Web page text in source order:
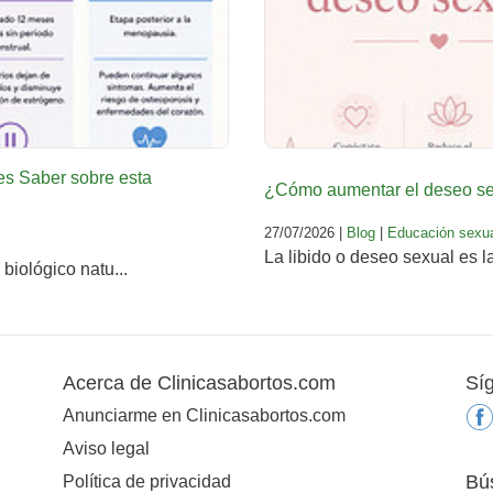
Saber sobre esta
natu...
¿Cómo aumentar el deseo
27/07/2026 | Blog | Educación
La libido o deseo sexual es
Acerca de Clinicasabortos.com
Anunciarme en Clinicasabortos.com
Aviso legal
Política de privacidad